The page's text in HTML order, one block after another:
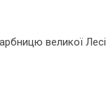
великої